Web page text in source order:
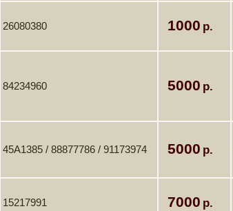
26080380 1000
84234960 5000
45A1385 / 88877786 / 91173974 5000
15217991 7000